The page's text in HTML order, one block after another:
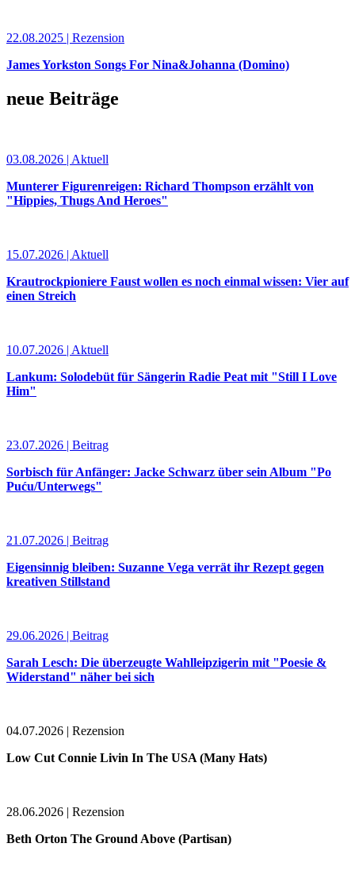
22.08.2025 | Rezension
James Yorkston Songs For Nina&Johanna (Domino)
neue Beiträge
03.08.2026 | Aktuell
Munterer Figurenreigen: Richard Thompson erzählt von
"Hippies, Thugs And Heroes"
15.07.2026 | Aktuell
Krautrockpioniere Faust wollen es noch einmal wissen: Vier auf
einen Streich
10.07.2026 | Aktuell
Lankum: Solodebüt für Sängerin Radie Peat mit "Still I Love
Him"
23.07.2026 | Beitrag
Sorbisch für Anfänger: Jacke Schwarz über sein Album "Po
Puću/Unterwegs"
21.07.2026 | Beitrag
Eigensinnig bleiben: Suzanne Vega verrät ihr Rezept gegen
kreativen Stillstand
29.06.2026 | Beitrag
Sarah Lesch: Die überzeugte Wahlleipzigerin mit "Poesie &
Widerstand" näher bei sich
04.07.2026 | Rezension
Low Cut Connie Livin In The USA (Many Hats)
28.06.2026 | Rezension
Beth Orton The Ground Above (Partisan)